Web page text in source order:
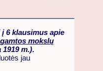
6 klausimus apie
mokslų
1919 m.).
jau